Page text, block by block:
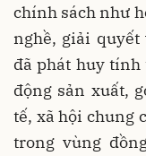
chính sách như
nghề, giải
đã phát huy tính
động sản xuất,
tế, xã hội chung
trong vùng